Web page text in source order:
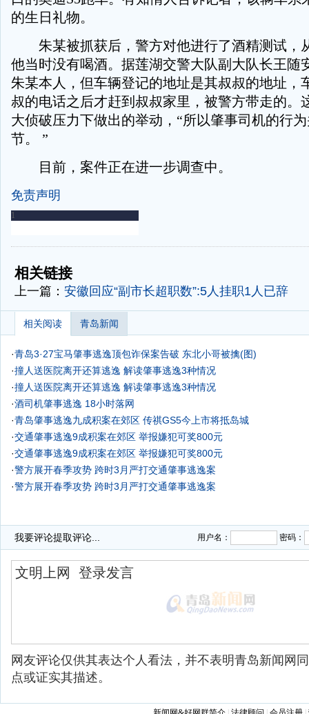
的生日礼物。
朱某被抓获后，警方对他进行了酒精测试，
他当时没有喝酒。据莲湖交警大队副大队长王随
朱某本人，但车辆登记的地址是其叔叔的地址，
叔的电话之后才赶到叔叔家里，被警方带走的。
大侦破压力下做出的举动，“所以肇事司机的行
节。 ”
目前，案件正在进一步调查中。
免责声明
-
相关链接
上一篇： 安徽回应“副市长超职数”:5人挂职1人已辞
相关阅读 青岛新闻
·青岛3·27宝马肇事逃逸顶包诈保案告破 东北小哥被擒(图)
·撞人送医院离开还算逃逸 解读肇事逃逸3种情况
·撞人送医院离开还算逃逸 解读肇事逃逸3种情况
·酒司机肇事逃逸 18小时落网
·青岛肇事逃逸九成积案在郊区 传祺GS5今上市将抵岛城
·交通肇事逃逸9成积案在郊区 举报嫌犯可奖800元
·交通肇事逃逸9成积案在郊区 举报嫌犯可奖800元
·警方展开春季攻势 跨时3月严打交通肇事逃逸案
·警方展开春季攻势 跨时3月严打交通肇事逃逸案
我要评论提取评论... 用户名： 密码：
网友评论仅供其表达个人看法，并不表明青岛新闻网
点或证实其描述。